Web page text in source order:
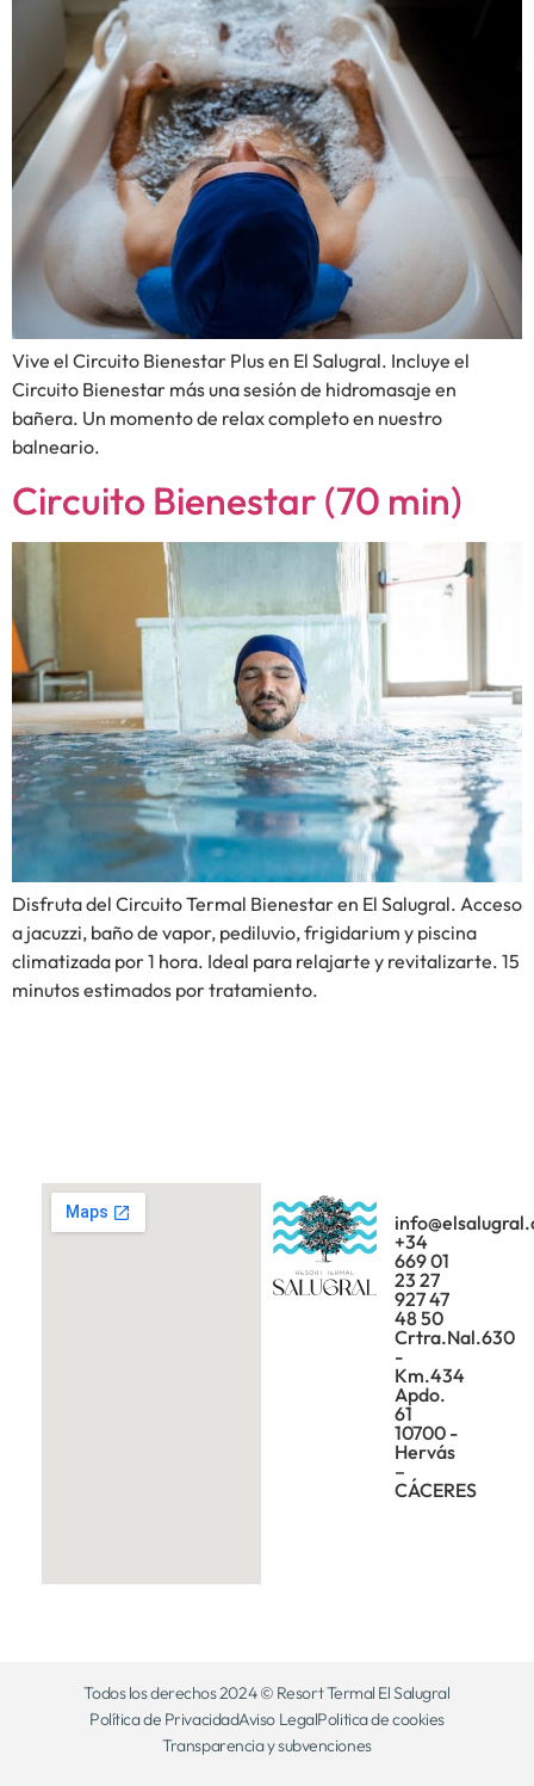
Vive el Circuito Bienestar Plus en El Salugral. Incluye el
Circuito Bienestar más una sesión de hidromasaje en
bañera. Un momento de relax completo en nuestro
balneario.
Circuito Bienestar (70 min)
Disfruta del Circuito Termal Bienestar en El Salugral. Acceso
a jacuzzi, baño de vapor, pediluvio, frigidarium y piscina
climatizada por 1 hora. Ideal para relajarte y revitalizarte. 15
minutos estimados por tratamiento.
+34
669 01
23 27
927 47
48 50
Crtra.Nal.630
-
Km.434
Apdo.
61
10700 -
Hervás
–
CÁCERES
Todos los derechos 2024 © Resort Termal El Salugral
Política de PrivacidadAviso LegalPolitica de cookies
Transparencia y subvenciones